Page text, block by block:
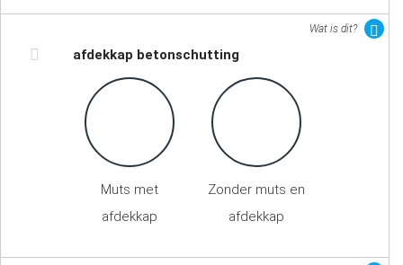
Wat is dit?
afdekkap betonschutting
Muts met
afdekkap
Zonder muts en
afdekkap